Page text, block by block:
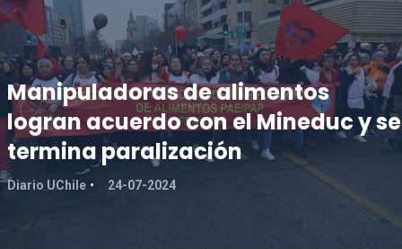
Manipuladoras de alimentos
logran acuerdo con el Mineduc y se
termina paralización
Diario UChile 24-07-2024